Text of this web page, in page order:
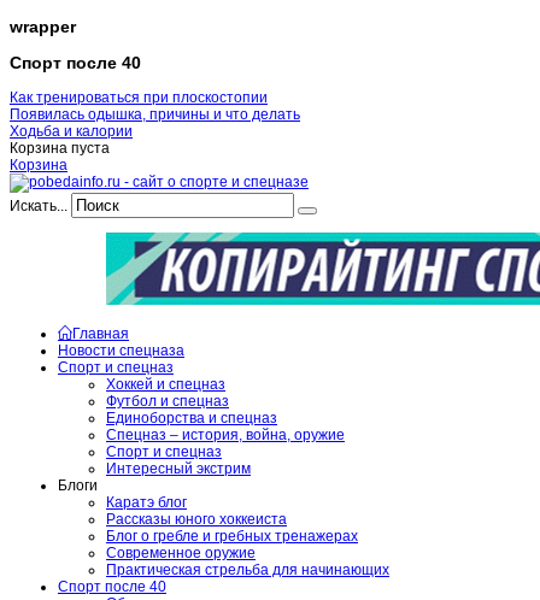
wrapper
Спорт после 40
Как тренироваться при плоскостопии
Появилась одышка, причины и что делать
Ходьба и калории
Корзина пуста
Корзина
Искать...
Главная
Новости спецназа
Спорт и спецназ
Хоккей и спецназ
Футбол и спецназ
Единоборства и спецназ
Спецназ – история, война, оружие
Спорт и спецназ
Интересный экстрим
Блоги
Каратэ блог
Рассказы юного хоккеиста
Блог о гребле и гребных тренажерах
Современное оружие
Практическая стрельба для начинающих
Спорт после 40